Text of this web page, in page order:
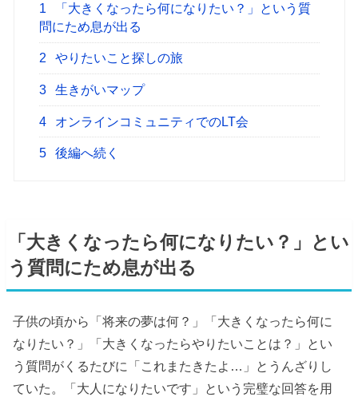
1
「大きくなったら何になりたい？」という質
問にため息が出る
2 やりたいこと探しの旅
3 生きがいマップ
4 オンラインコミュニティでのLT会
5 後編へ続く
「大きくなったら何になりたい？」とい
う質問にため息が出る
子供の頃から「将来の夢は何？」「大きくなったら何に
なりたい？」「大きくなったらやりたいことは？」とい
う質問がくるたびに「これまたきたよ…」とうんざりし
ていた。「大人になりたいです」という完璧な回答を用